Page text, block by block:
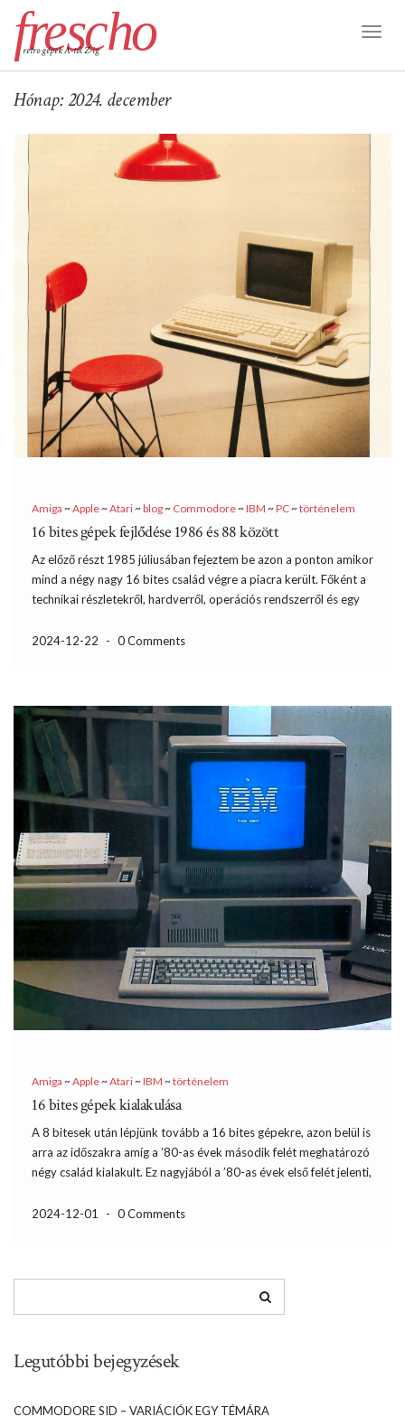
frescho
retro gépek A-tól Z-ig
Hónap:2024. december
Amiga ~Apple~Atari~blog~ Commodore~IBM ~PC~történelem
16 bites gépek fejlődése 1986 és 88 között
Az előző részt 1985 júliusában fejeztem be azon a ponton amikor
mind a négy nagy 16 bites család végre a piacra került. Főként a
technikai részletekről, hardverről, operációs rendszerről és egy
ponton folytassam, de ennek […]
2024-12-22 - 0 Comments
Amiga ~Apple~Atari~IBM ~történelem
16 bites gépek kialakulása
A 8 bitesek után lépjünk tovább a 16 bites gépekre, azon belül is
arra az időszakra amíg a ’80-as évek második felét meghatározó
négy család kialakult. Ez nagyjából a ’80-as évek első felét jelenti,
[…]
2024-12-01 - 0 Comments
Legutóbbi bejegyzések
COMMODORE SID – VARIÁCIÓK EGY TÉMÁRA